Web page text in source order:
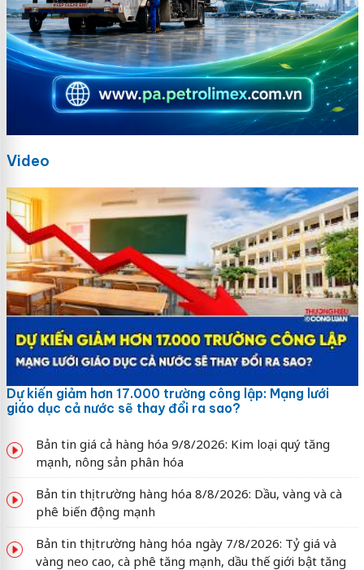
Video
Dự kiến giảm hơn 17.000 trường công lập: Mạng lưới
giáo dục cả nước sẽ thay đổi ra sao?
Bản tin giá cả hàng hóa 9/8/2026: Kim loại quý tăng
mạnh, nông sản phân hóa
Bản tin thị trường hàng hóa 8/8/2026: Dầu, vàng và cà
phê biến động mạnh
Bản tin thị trường hàng hóa ngày 7/8/2026: Tỷ giá và
vàng neo cao, cà phê tăng mạnh, dầu thế giới bật tăng